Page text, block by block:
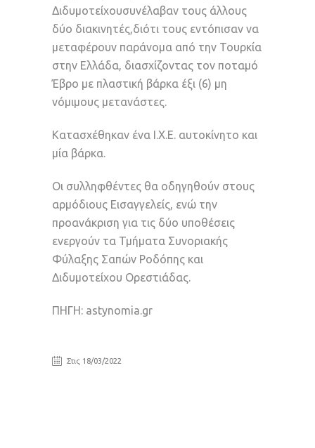
Διδυμοτείχουσυνέλαβαν τους άλλους
δύο διακινητές,διότι τους εντόπισαν να
μεταφέρουν παράνομα από την Τουρκία
στην Ελλάδα, διασχίζοντας τον ποταμό
Έβρο με πλαστική βάρκα έξι (6) μη
νόμιμους μετανάστες.
Κατασχέθηκαν ένα Ι.Χ.Ε. αυτοκίνητο και
μία βάρκα.
Οι συλληφθέντες θα οδηγηθούν στους
αρμόδιους Εισαγγελείς, ενώ την
προανάκριση για τις δύο υποθέσεις
ενεργούν τα Τμήματα Συνοριακής
Φύλαξης Σαπών Ροδόπης και
Διδυμοτείχου Ορεστιάδας.
ΠΗΓΗ: astynomia.gr
Στις 18/03/2022